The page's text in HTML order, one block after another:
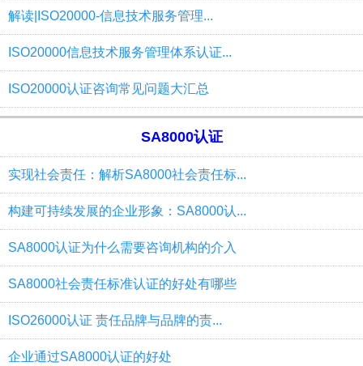
解读|ISO20000-信息技术服务管理...
ISO20000信息技术服务管理体系认证...
ISO20000认证咨询常见问题大汇总
SA8000认证
实现社会责任：解析SA8000社会责任标...
构建可持续发展的企业形象：SA8000认...
SA8000认证为什么需要咨询机构的介入
SA8000社会责任标准认证的好处有哪些
ISO26000认证 责任品牌与品牌的责...
企业通过SA8000认证的好处